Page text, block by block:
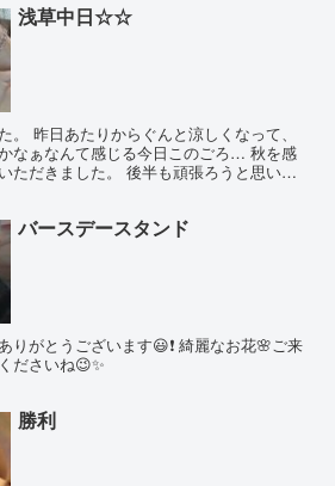
浅草中日☆☆
。 昨日あたりからぐんと涼しくなって、
なぁなんて感じる今日このごろ… 秋を感
ただきました。 後半も頑張ろうと思いま
バースデースタンド
りがとうございます😃❗️ 綺麗なお花🌸ご来
ださいね😉✨
勝利